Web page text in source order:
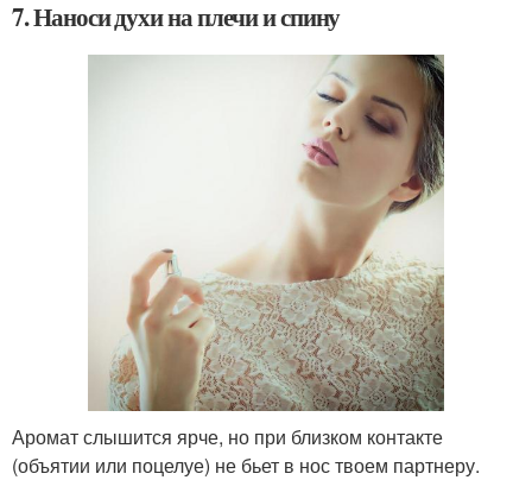
7. Наноси духи на плечи и спину
Аромат слышится ярче, но при близком контакте
(объятии или поцелуе) не бьет в нос твоем партнеру.